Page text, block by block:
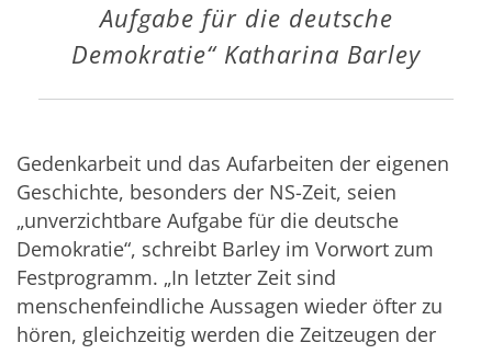
Aufgabe für die deutsche
Demokratie“ Katharina Barley
Gedenkarbeit und das Aufarbeiten der eigenen
Geschichte, besonders der NS-Zeit, seien
„unverzichtbare Aufgabe für die deutsche
Demokratie“, schreibt Barley im Vorwort zum
Festprogramm. „In letzter Zeit sind
menschenfeindliche Aussagen wieder öfter zu
hören, gleichzeitig werden die Zeitzeugen der